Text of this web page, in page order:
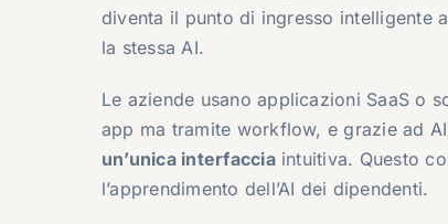
diventa il punto di ingresso intelligente
la stessa AI.
Le aziende usano applicazioni SaaS o
app ma tramite workflow, e grazie ad
un’unica interfacciaintuitiva. Questo
l’apprendimento dell’AI dei dipendenti.